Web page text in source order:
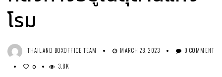
โรม
THAILAND BOXOFFICE TEAM MARCH 28, 2023 0 COMMENT
0 3.8K